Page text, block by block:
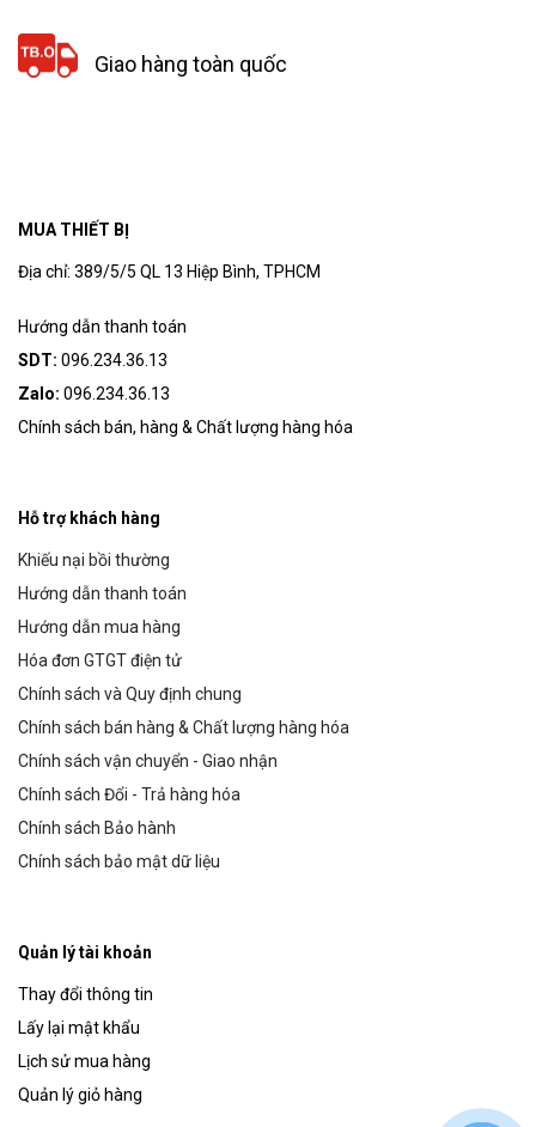
Giao hàng toàn quốc
MUA THIẾT BỊ
Địa chỉ: 389/5/5 QL 13 Hiệp Bình, TPHCM
Hướng dẫn thanh toán
SDT: 096.234.36.13
Zalo: 096.234.36.13
Chính sách bán, hàng & Chất lượng hàng hóa
Hỗ trợ khách hàng
Khiếu nại bồi thường
Hướng dẫn thanh toán
Hướng dẫn mua hàng
Hóa đơn GTGT điện tử
Chính sách và Quy định chung
Chính sách bán hàng & Chất lượng hàng hóa
Chính sách vận chuyển - Giao nhận
Chính sách Đổi - Trả hàng hóa
Chính sách Bảo hành
Chính sách bảo mật dữ liệu
Quản lý tài khoản
Thay đổi thông tin
Lấy lại mật khẩu
Lịch sử mua hàng
Quản lý giỏ hàng